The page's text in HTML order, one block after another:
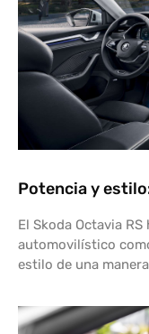
Potencia y
El Skoda Octavia
automovilístico
estilo de una